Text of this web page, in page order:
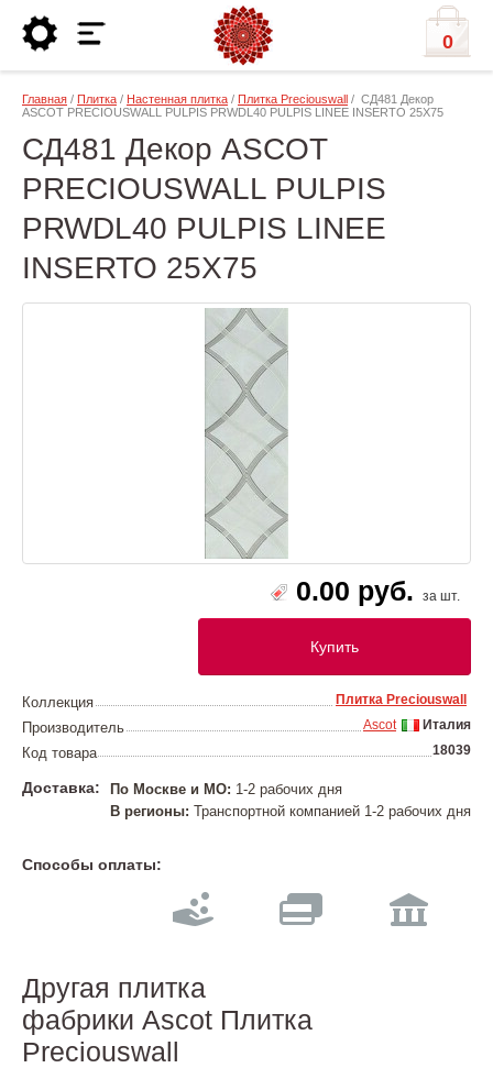
0
Главная / Плитка / Настенная плитка / Плитка Preciouswall / СД481 Декор
ASCOT PRECIOUSWALL PULPIS PRWDL40 PULPIS LINEE INSERTO 25X75
СД481 Декор ASCOT
PRECIOUSWALL PULPIS
PRWDL40 PULPIS LINEE
INSERTO 25X75
0.00 руб. за шт.
Купить
Коллекция Плитка Preciouswall
Производитель Италия
Ascot
Код товара 18039
Доставка: По Москве и МО: 1-2 рабочих дня
В регионы: Транспортной компанией 1-2 рабочих дня
Способы оплаты:
Другая плитка
фабрики Ascot Плитка
Preciouswall